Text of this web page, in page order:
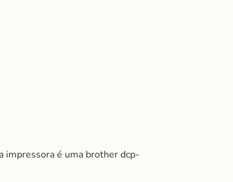
impressora é uma brother dcp-